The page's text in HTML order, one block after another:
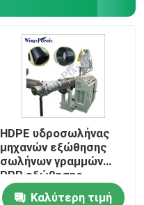
HDPE υδροσωλήνας
μηχανών εξώθησης
σωλήνων γραμμών
PPR εξώθησης
σωλήνων PE
Καλύτερη τιμή